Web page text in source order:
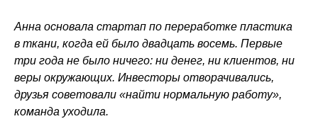
Анна основала стартап по переработке пластика
в ткани, когда ей было двадцать восемь. Первые
три года не было ничего: ни денег, ни клиентов, ни
веры окружающих. Инвесторы отворачивались,
друзья советовали «найти нормальную работу»,
команда уходила.